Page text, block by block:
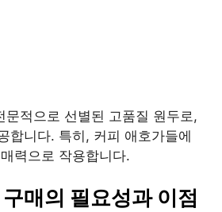
문적으로 선별된 고품질 원두로,
합니다. 특히, 커피 애호가들에
력으로 작용합니다.
매의 필요성과 이점